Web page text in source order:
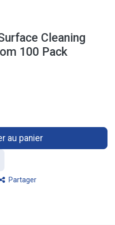
Cleaning
100 Pack
au panier
Partager